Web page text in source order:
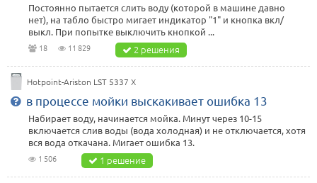
Постоянно пытается слить воду (которой в машине давно
нет), на табло быстро мигает индикатор "1" и кнопка вкл/
выкл. При попытке выключить кнопкой ...
18 11 829 2 решения
Hotpoint-Ariston LST 5337 X
в процессе мойки выскакивает ошибка 13
Набирает воду, начинается мойка. Минут через 10-15
включается слив воды (вода холодная) и не отключается, хотя
вся вода откачана. Мигает ошибка 13.
1 506 1 решение